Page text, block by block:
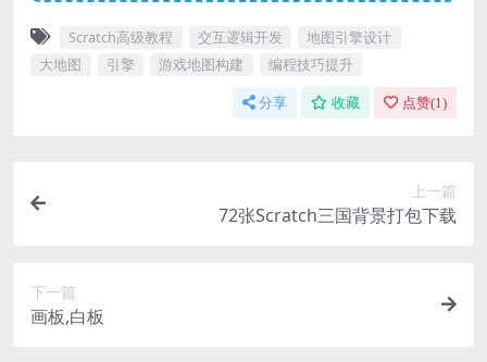
Scratch高级教程 交互逻辑开发
地图引擎设计
大地图
引擎 游戏地图构建 编程技巧提升
分享 收藏 点赞(1 )
上一篇
72张Scratch三国背景打包下载
下一篇
画板,白板